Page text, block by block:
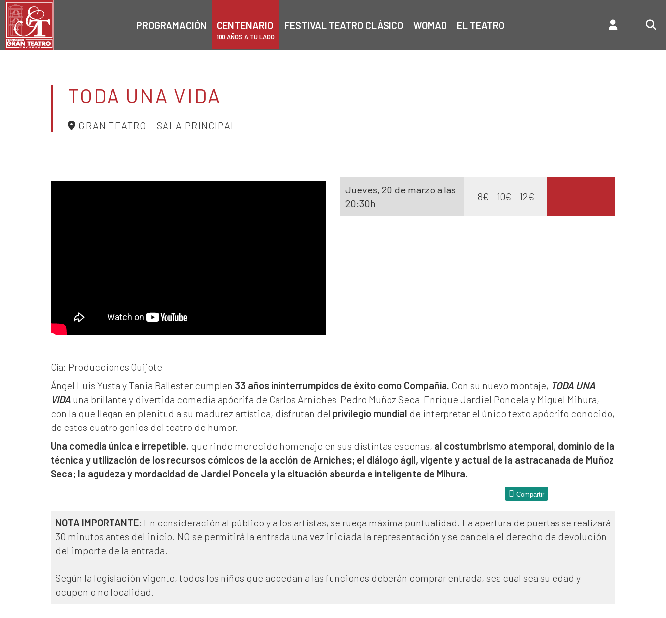
PROGRAMACIÓN CENTENARIO
100 AÑOS A TU LADO
FESTIVAL TEATRO CLÁSICO WOMAD EL TEATRO
TODA UNA VIDA
GRAN TEATRO - SALA PRINCIPAL
Jueves, 20 de marzo a las
20:30h
8€ - 10€ - 12€
Cía: Producciones Quijote
Ángel Luis Yusta y Tania Ballester cumplen 33 años ininterrumpidos de éxito como Compañía. Con su nuevo montaje, TODA UNA
VIDA una brillante y divertida comedia apócrifa de Carlos Arniches-Pedro Muñoz Seca-Enrique Jardiel Poncela y Miguel Mihura,
con la que llegan en plenitud a su madurez artística, disfrutan del privilegio mundial de interpretar el único texto apócrifo conocido,
de estos cuatro genios del teatro de humor.
Una comedia única e irrepetible, que rinde merecido homenaje en sus distintas escenas, al costumbrismo atemporal, dominio de la
técnica y utilización de los recursos cómicos de la acción de Arniches; el diálogo ágil, vigente y actual de la astracanada de Muñoz
Seca; la agudeza y mordacidad de Jardiel Poncela y la situación absurda e inteligente de Mihura.
Compartir
NOTA IMPORTANTE: En consideración al público y a los artistas, se ruega máxima puntualidad. La apertura de puertas se realizará
30 minutos antes del inicio. NO se permitirá la entrada una vez iniciada la representación y se cancela el derecho de devolución
del importe de la entrada.
Según la legislación vigente, todos los niños que accedan a las funciones deberán comprar entrada, sea cual sea su edad y
ocupen o no localidad.